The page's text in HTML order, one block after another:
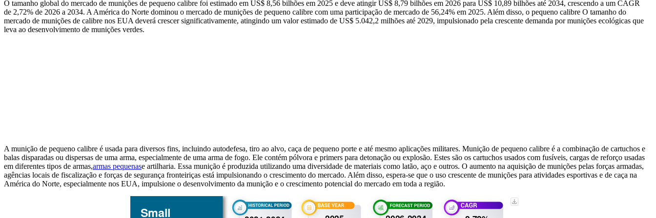
O tamanho global do mercado de munições de pequeno calibre foi estimado em US$ 8,56 bilhões em 2025 e deve atingir US$ 8,79 bilhões em 2026 para US$ 10,89 bilhões até 2034, crescendo a um CAGR
de 2,72% de 2026 a 2034. A América do Norte dominou o mercado de munições de pequeno calibre com uma participação de mercado de 56,24% em 2025. Além disso, o pequeno calibre O tamanho do
mercado de munições de calibre nos EUA deverá crescer significativamente, atingindo um valor estimado de US$ 5.042,2 milhões até 2029, impulsionado pela crescente demanda por munições ecológicas que
leva ao desenvolvimento de munições verdes.
A munição de pequeno calibre é usada para diversos fins, incluindo autodefesa, tiro ao alvo, caça de pequeno porte e até mesmo aplicações militares. Munição de pequeno calibre é a combinação de cartuchos e
balas disparadas ou dispersas de uma arma, especialmente de uma arma de fogo. Ele contém pólvora e primers para detonação ou explosão. Estes são os cartuchos usados ​​com fusíveis, cargas de reforço usadas
em diferentes tipos de armas,armas pequenase artilharia. Essa munição é produzida utilizando uma diversidade de materiais como latão, aço e outros. O aumento na aquisição de munições pelas forças armadas,
agências locais de fiscalização e forças de segurança fronteiriças está impulsionando o crescimento do mercado. Além disso, espera-se que o uso crescente de munições para atividades esportivas e de caça na
América do Norte, especialmente nos EUA, impulsione o desenvolvimento da munição e o crescimento potencial do mercado em toda a região.